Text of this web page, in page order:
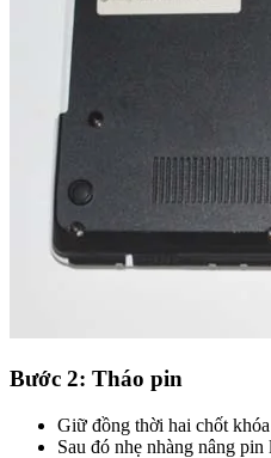
Bước 2: Tháo pin
Giữ đồng thời hai chốt
Sau đó nhẹ nhàng nâng